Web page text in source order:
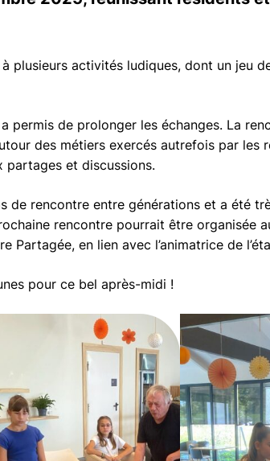
plusieurs activités ludiques, dont un jeu
permis de prolonger les échanges. La
des métiers exercés autrefois par les
partages et discussions.
de rencontre entre générations et a été
rencontre pourrait être organisée
Partagée, en lien avec l’animatrice de
pour ce bel après-midi !